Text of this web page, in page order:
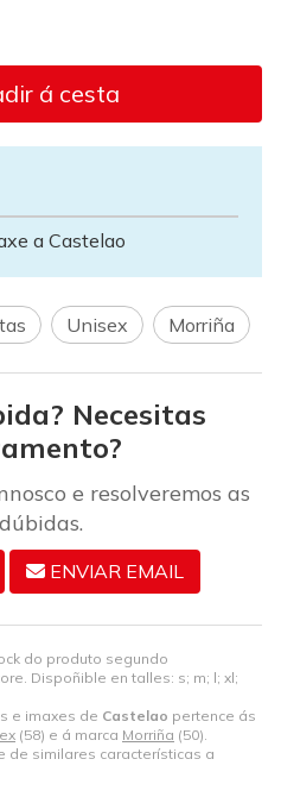
á cesta
do produto segundo
Dispoñible en talles: s; m; l; xl;
e imaxes de Castelao pertence ás
(58) e á marca Morriña (50).
de similares características a
a Castelao
Unisex Morriña
Necesitas
e resolveremos as
ENVIAR EMAIL